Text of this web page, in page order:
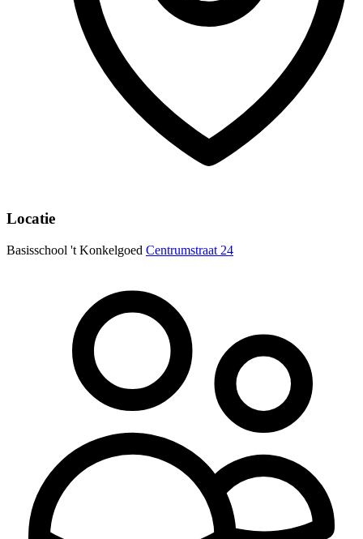
Locatie
Basisschool 't Konkelgoed Centrumstraat 24